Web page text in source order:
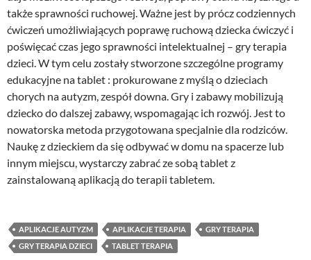
także sprawności ruchowej. Ważne jest by prócz codziennych
ćwiczeń umożliwiających poprawę ruchową dziecka ćwiczyć i
poświęcać czas jego sprawności intelektualnej – gry terapia
dzieci. W tym celu zostały stworzone szczególne programy
edukacyjne na tablet : prokurowane z myślą o dzieciach
chorych na autyzm, zespół downa. Gry i zabawy mobilizują
dziecko do dalszej zabawy, wspomagając ich rozwój. Jest to
nowatorska metoda przygotowana specjalnie dla rodziców.
Naukę z dzieckiem da się odbywać w domu na spacerze lub
innym miejscu, wystarczy zabrać ze sobą tablet z
zainstalowaną aplikacją do terapii tabletem.
APLIKACJE AUTYZM APLIKACJE TERAPIA
GRY TERAPIA
GRY TERAPIA DZIECI
TABLET TERAPIA